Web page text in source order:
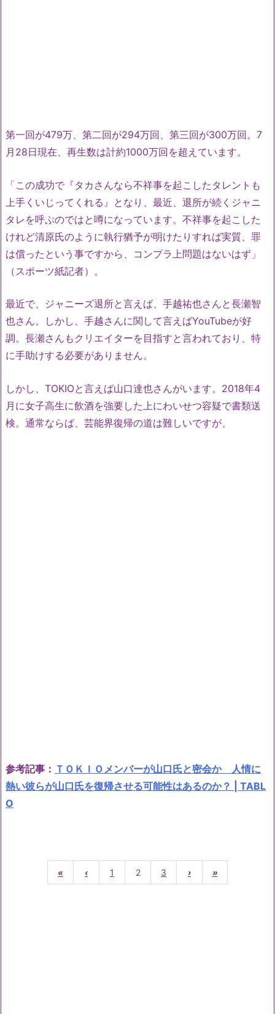
第一回が479万、第二回が294万回、第三回が300万回。7
月28日現在、再生数は計約1000万回を超えています。
「この成功で『タカさんなら不祥事を起こしたタレントも
上手くいじってくれる』となり、最近、退所が続くジャニ
タレを呼ぶのではと噂になっています。不祥事を起こした
けれど清原氏のように執行猶予が明けたりすれば実質、罪
は償ったという事ですから、コンプラ上問題はないはず」
（スポーツ紙記者）。
最近で、ジャニーズ退所と言えば、手越祐也さんと長瀬智
也さん。しかし、手越さんに関して言えばYouTubeが好
調。長瀬さんもクリエイターを目指すと言われており、特
に手助けする必要がありません。
しかし、TOKIOと言えば山口達也さんがいます。2018年4
月に女子高生に飲酒を強要した上にわいせつ容疑で書類送
検。通常ならば、芸能界復帰の道は難しいですが、
参考記事： ＴＯＫＩＯメンバーが山口氏と密会か 人情に
熱い彼らが山口氏を復帰させる可能性はあるのか？ | TABL
O
« ‹ 1 2 3 › »